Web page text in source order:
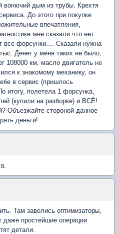
вонючий дым из трубы. Крехтя
До этого при покупке
впечатления,
мне сказали что нет
форсунки.... Сказали нужна
Денег у меня таких не было,
108000 км, масло двигатель не
к знакомому механику, он
в сервис (пришлось
итогу, полетела 1 форсунка,
(купили на разборке) и ВСЁ!
Объезжайте стороной данное
деньги!
Там завелись оптимизаторы,
даже простейшие операции
детали.